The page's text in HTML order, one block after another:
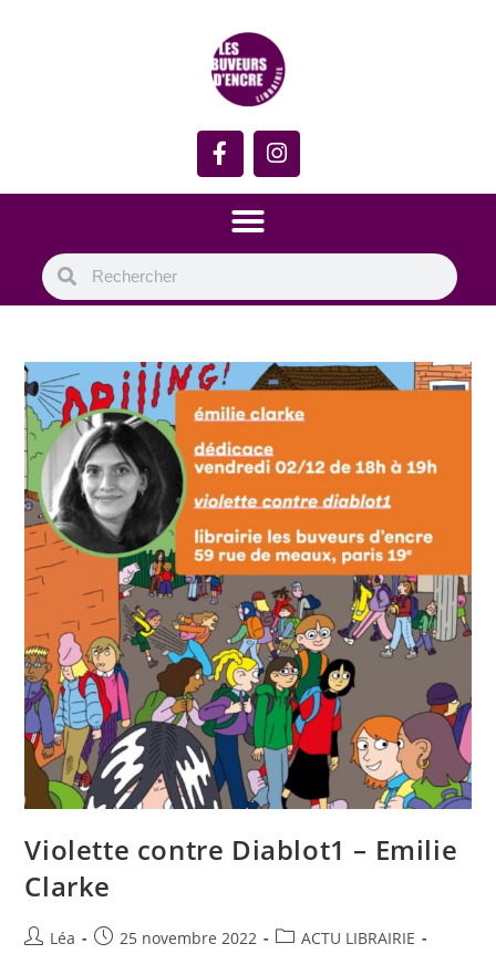
Violette contre Diablot1 – Emilie
Clarke
Léa 25 novembre 2022
ACTU LIBRAIRIE